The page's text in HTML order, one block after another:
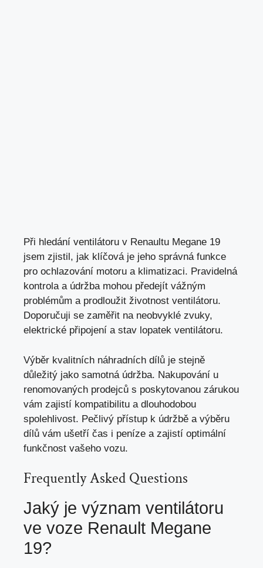
Při hledání ventilátoru v Renaultu Megane 19
jsem zjistil, jak klíčová je jeho správná funkce
pro ochlazování motoru a klimatizaci. Pravidelná
kontrola a údržba mohou předejít vážným
problémům a prodloužit životnost ventilátoru.
Doporučuji se zaměřit na neobvyklé zvuky,
elektrické připojení a stav lopatek ventilátoru.
Výběr kvalitních náhradních dílů je stejně
důležitý jako samotná údržba. Nakupování u
renomovaných prodejců s poskytovanou zárukou
vám zajistí kompatibilitu a dlouhodobou
spolehlivost. Pečlivý přístup k údržbě a výběru
dílů vám ušetří čas i peníze a zajistí optimální
funkčnost vašeho vozu.
Frequently Asked Questions
Jaký je význam ventilátoru
ve voze Renault Megane
19?